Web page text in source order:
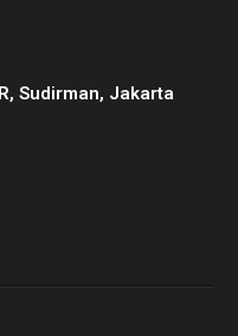
Sudirman, Jakarta